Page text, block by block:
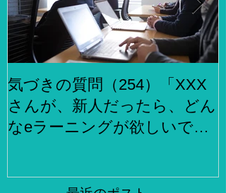
気づきの質問（254）「XXX
さんが、新人だったら、どん
なeラーニングが欲しいです